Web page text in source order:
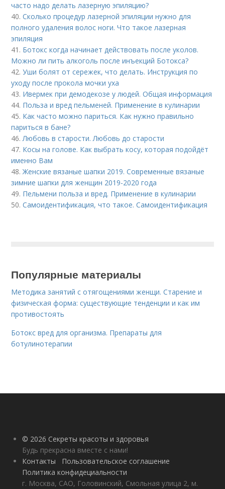
часто надо делать лазерную эпиляцию?
40.Сколько процедур лазерной эпиляции нужно для
полного удаления волос ноги. Что такое лазерная
эпиляция
41. Ботокс когда начинает действовать после уколов.
Можно ли пить алкоголь после инъекций Ботокса?
42.Уши болят от сережек, что делать. Инструкция по
уходу после прокола мочки уха
43. Ивермек при демодекозе у людей. Общая информация
44. Польза и вред пельменей. Применение в кулинарии
45. Как часто можно париться. Как нужно правильно
париться в бане?
46.Любовь в старости. Любовь до старости
47. Косы на голове. Как выбрать косу, которая подойдёт
именно Вам
48.Женские вязаные шапки 2019. Современные вязаные
зимние шапки для женщин 2019-2020 года
49. Пельмени польза и вред. Применение в кулинарии
50.Самоидентификация, что такое. Самоидентификация
Популярные материалы
Методика занятий с отягощениями женщи. Старение и
физическая форма: существующие тенденции и как им
противостоять
Ботокс вред для организма. Препараты для
ботулинотерапии
© 2026 Секреты красоты и здоровья
Будь прекрасна вместе с нами!
Контакты
Пользовательское соглашение
Политика конфидециальности
г. Москва, САО, Головинский, Смольная улица 2, м.